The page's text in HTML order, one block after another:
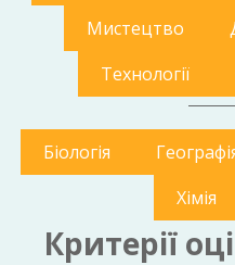
Мистецтво
Технології
Біологія
Хімія
Критерії